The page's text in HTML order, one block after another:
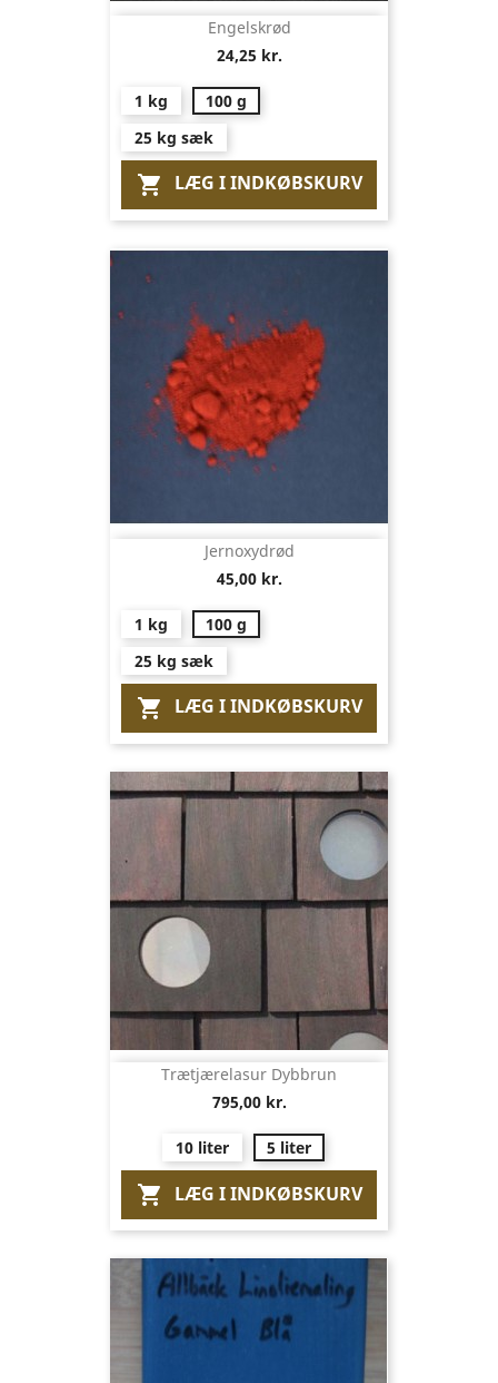
Engelskrød
24,25 kr.
1 kg
100 g
25 kg sæk
 LÆG I INDKØBSKURV
Jernoxydrød
45,00 kr.
1 kg
100 g
25 kg sæk
 LÆG I INDKØBSKURV
Trætjærelasur Dybbrun
795,00 kr.
10 liter 5 liter
 LÆG I INDKØBSKURV